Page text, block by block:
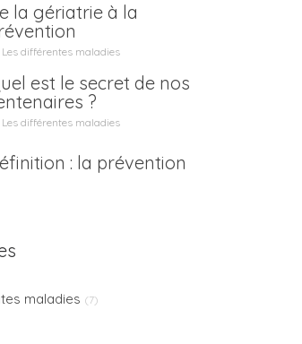
la gériatrie à la
Les différentes maladies
est le secret de nos
?
Les différentes maladies
: la prévention
maladies (7)